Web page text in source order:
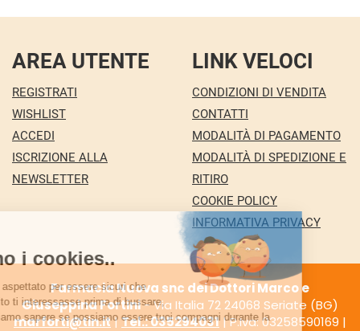
AREA UTENTE
REGISTRATI
WISHLIST
ACCEDI
ISCRIZIONE ALLA
NEWSLETTER
LINK VELOCI
CONDIZIONI DI VENDITA
CONTATTI
MODALITÀ DI PAGAMENTO
MODALITÀ DI SPEDIZIONE E
RITIRO
COOKIE POLICY
INFORMATIVA PRIVACY
Farmacia Nuova snc dei Dottori Marco e
Giuseppina Fortini- Via Italia 72 24068 Seriate (BG)
marforti@tin.it|Tel.: 035294031| P.Iva: 03258590169 |